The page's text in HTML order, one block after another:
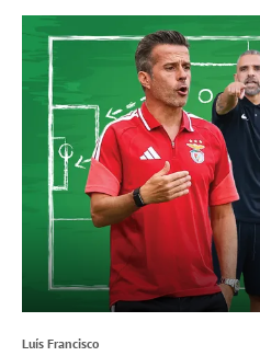
Luís Francisco